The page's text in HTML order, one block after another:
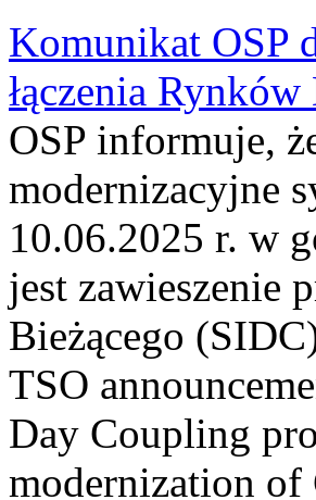
Komunikat OSP
łączenia
OSP informuje,
modernizacyjne
10.06.2025 r. w
jest zawieszenie
Bieżącego
TSO
Day Coupling
modernization of